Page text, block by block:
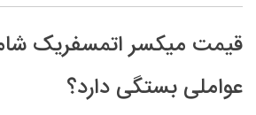
قیمت میکسر اتمسفریک
عواملی بستگی دارد؟